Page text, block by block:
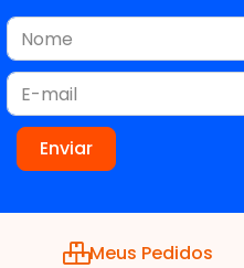
Meus Pedidos